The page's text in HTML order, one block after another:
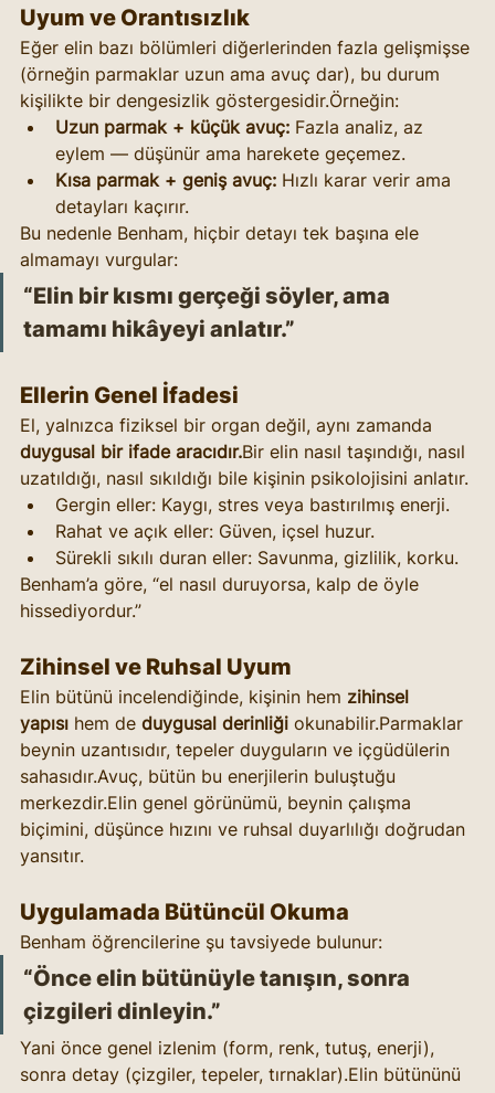
Uyum ve Orantısızlık
Eğer elin bazı bölümleri diğerlerinden fazla gelişmişse
(örneğin parmaklar uzun ama avuç dar), bu durum
kişilikte bir dengesizlik göstergesidir.Örneğin:
Uzun parmak + küçük avuç: Fazla analiz, az
eylem — düşünür ama harekete geçemez.
Kısa parmak + geniş avuç: Hızlı karar verir ama
detayları kaçırır.
Bu nedenle Benham, hiçbir detayı tek başına ele
almamayı vurgular:
“Elin bir kısmı gerçeği söyler, ama
tamamı hikâyeyi anlatır.”
Ellerin Genel İfadesi
El, yalnızca fiziksel bir organ değil, aynı zamanda
duygusal bir ifade aracıdır.Bir elin nasıl taşındığı, nasıl
uzatıldığı, nasıl sıkıldığı bile kişinin psikolojisini anlatır.
Gergin eller: Kaygı, stres veya bastırılmış enerji.
Rahat ve açık eller: Güven, içsel huzur.
Sürekli sıkılı duran eller: Savunma, gizlilik, korku.
Benham’a göre, “el nasıl duruyorsa, kalp de öyle
hissediyordur.”
Zihinsel ve Ruhsal Uyum
Elin bütünü incelendiğinde, kişinin hem zihinsel
yapısı hem de duygusal derinliği okunabilir.Parmaklar
beynin uzantısıdır, tepeler duyguların ve içgüdülerin
sahasıdır.Avuç, bütün bu enerjilerin buluştuğu
merkezdir.Elin genel görünümü, beynin çalışma
biçimini, düşünce hızını ve ruhsal duyarlılığı doğrudan
yansıtır.
Uygulamada Bütüncül Okuma
Benham öğrencilerine şu tavsiyede bulunur:
“Önce elin bütünüyle tanışın, sonra
çizgileri dinleyin.”
Yani önce genel izlenim (form, renk, tutuş, enerji),
sonra detay (çizgiler, tepeler, tırnaklar).Elin bütününü